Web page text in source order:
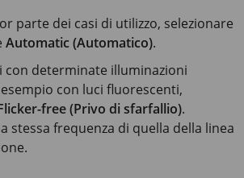
parte dei casi di utilizzo, selezionare
Automatic (Automatico).
con determinate illuminazioni
con luci fluorescenti,
free (Privo di sfarfallio).
stessa frequenza di quella della linea